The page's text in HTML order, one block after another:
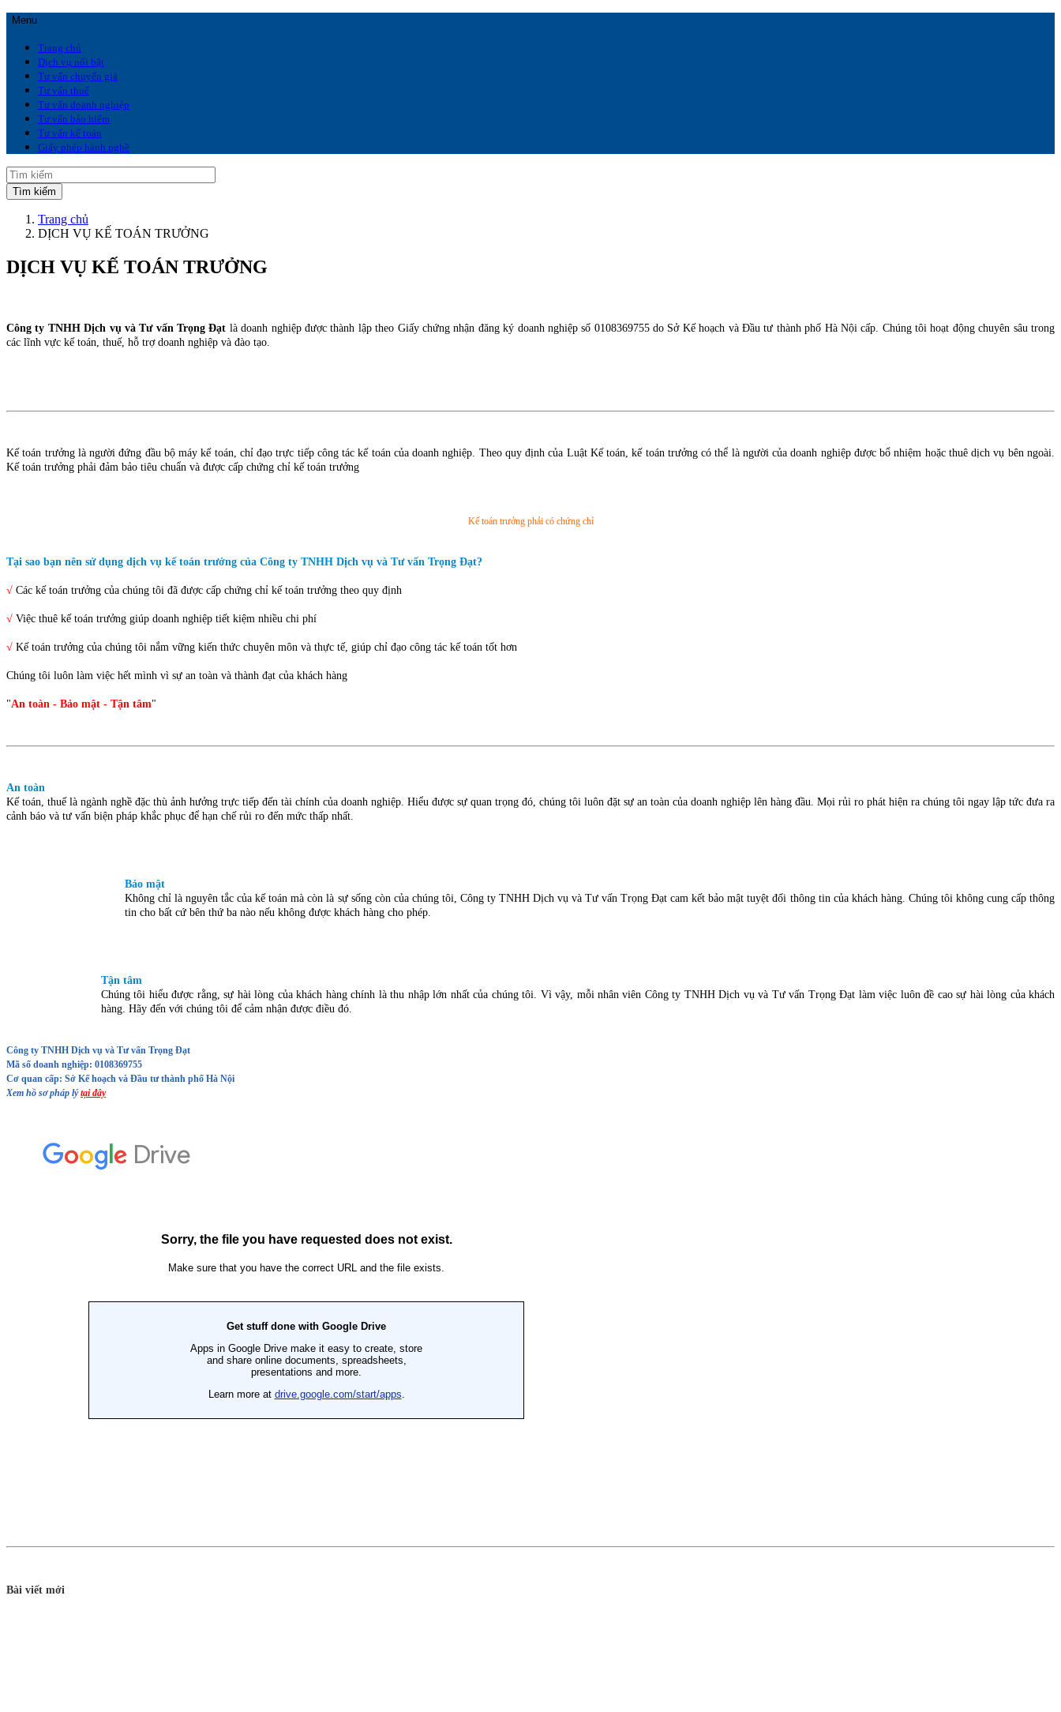
Menu
Trang chủ
Dịch vụ nổi bật
Tư vấn chuyển giá
Tư vấn thuế
Tư vấn doanh nghiệp
Tư vấn bảo hiểm
Tư vấn kế toán
Giấy phép hành nghề
Trang chủ
DỊCH VỤ KẾ TOÁN TRƯỞNG
DỊCH VỤ KẾ TOÁN TRƯỞNG
Công ty TNHH Dịch vụ và Tư vấn Trọng Đạt là doanh nghiệp được thành lập theo Giấy chứng nhận đăng ký doanh nghiệp số 0108369755 do Sở Kế hoạch và Đầu tư thành phố Hà Nội cấp. Chúng tôi hoạt động chuyên sâu trong
các lĩnh vực kế toán, thuế, hỗ trợ doanh nghiệp và đào tạo.
Kế toán trưởng là người đứng đầu bộ máy kế toán, chỉ đạo trực tiếp công tác kế toán của doanh nghiệp. Theo quy định của Luật Kế toán, kế toán trưởng có thể là người của doanh nghiệp được bổ nhiệm hoặc thuê dịch vụ bên ngoài.
Kế toán trưởng phải đảm bảo tiêu chuẩn và được cấp chứng chỉ kế toán trưởng
Kế toán trưởng phải có chứng chỉ
Tại sao bạn nên sử dụng dịch vụ kế toán trưởng của Công ty TNHH Dịch vụ và Tư vấn Trọng Đạt?
√ Các kế toán trưởng của chúng tôi đã được cấp chứng chỉ kế toán trưởng theo quy định
√ Việc thuê kế toán trưởng giúp doanh nghiệp tiết kiệm nhiều chi phí
√ Kế toán trưởng của chúng tôi nắm vững kiến thức chuyên môn và thực tế, giúp chỉ đạo công tác kế toán tốt hơn
Chúng tôi luôn làm việc hết mình vì sự an toàn và thành đạt của khách hàng
"An toàn - Bảo mật - Tận tâm"
An toàn
Kế toán, thuế là ngành nghề đặc thù ảnh hưởng trực tiếp đến tài chính của doanh nghiệp. Hiểu được sự quan trọng đó, chúng tôi luôn đặt sự an toàn của doanh nghiệp lên hàng đầu. Mọi rủi ro phát hiện ra chúng tôi ngay lập tức đưa ra
cảnh báo và tư vấn biện pháp khắc phục để hạn chế rủi ro đến mức thấp nhất.
Bảo mật
Không chỉ là nguyên tắc của kế toán mà còn là sự sống còn của chúng tôi, Công ty TNHH Dịch vụ và Tư vấn Trọng Đạt cam kết bảo mật tuyệt đối thông tin của khách hàng. Chúng tôi không cung cấp thông
tin cho bất cứ bên thứ ba nào nếu không được khách hàng cho phép.
Tận tâm
Chúng tôi hiểu được rằng, sự hài lòng của khách hàng chính là thu nhập lớn nhất của chúng tôi. Vì vậy, mỗi nhân viên Công ty TNHH Dịch vụ và Tư vấn Trọng Đạt làm việc luôn đề cao sự hài lòng của khách
hàng. Hãy đến với chúng tôi để cảm nhận được điều đó.
Công ty TNHH Dịch vụ và Tư vấn Trọng Đạt
Mã số doanh nghiệp: 0108369755
Cơ quan cấp: Sở Kế hoạch và Đầu tư thành phố Hà Nội
Xem hồ sơ pháp lýtại đây
Bài viết mới